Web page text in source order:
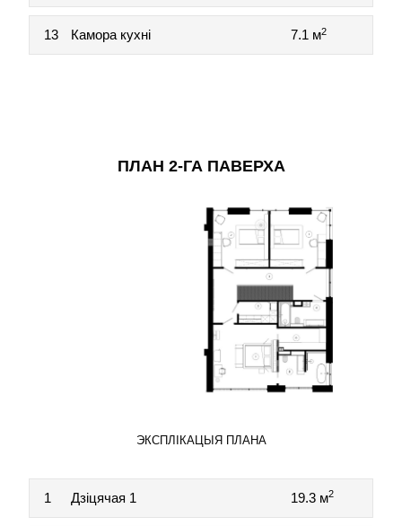
13 Камора кухні 7.1 м2
ПЛАН 2-ГА ПАВЕРХА
ЭКСПЛІКАЦЫЯ ПЛАНА
1 Дзіцячая 1 19.3 м2